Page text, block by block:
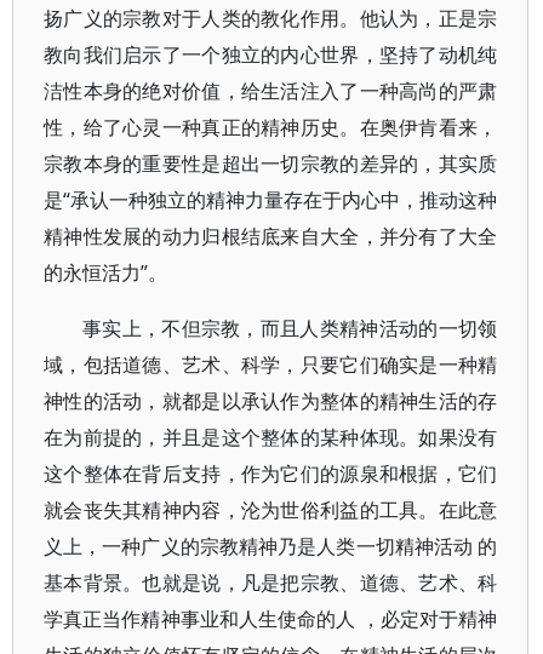
扬广义的宗教对于人类的教化作用。他认为，正是宗
教向我们启示了一个独立的内心世界，坚持了动机纯
洁性本身的绝对价值，给生活注入了一种高尚的严肃
性，给了心灵一种真正的精神历史。在奥伊肯看来，
宗教本身的重要性是超出一切宗教的差异的，其实质
是“承认一种独立的精神力量存在于内心中，推动这种
精神性发展的动力归根结底来自大全，并分有了大全
的永恒活力”。
事实上，不但宗教，而且人类精神活动的一切领
域，包括道德、艺术、科学，只要它们确实是一种精
神性的活动，就都是以承认作为整体的精神生活的存
在为前提的，并且是这个整体的某种体现。如果没有
这个整体在背后支持，作为它们的源泉和根据，它们
就会丧失其精神内容，沦为世俗利益的工具。在此意
义上，一种广义的宗教精神乃是人类一切精神活动 的
基本背景。也就是说，凡是把宗教、道德、艺术、科
学真正当作精神事业和人生使命的人 ，必定对于精神